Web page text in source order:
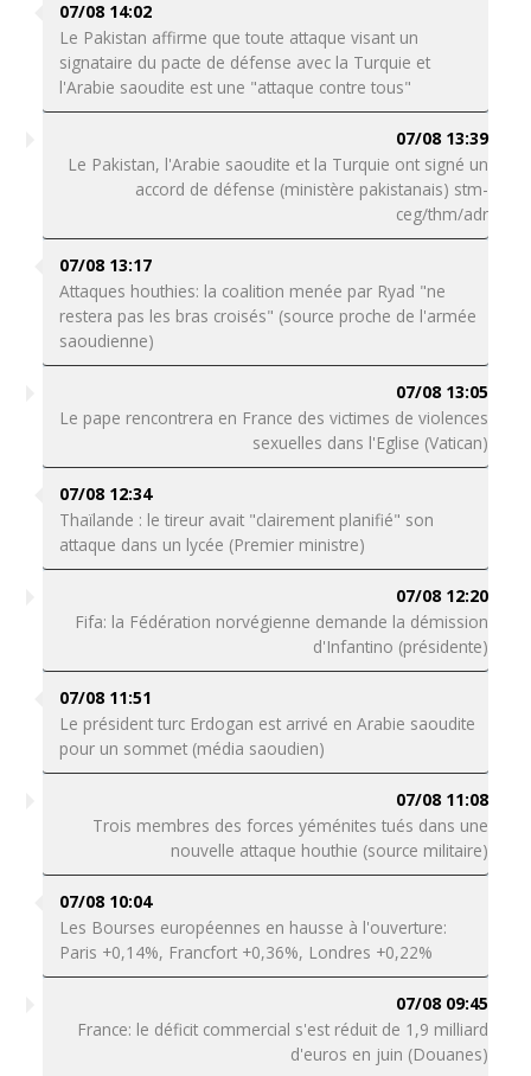
07/08 14:02
Le Pakistan affirme que toute attaque visant un
signataire du pacte de défense avec la Turquie et
l'Arabie saoudite est une "attaque contre tous"
07/08 13:39
Le Pakistan, l'Arabie saoudite et la Turquie ont signé un
accord de défense (ministère pakistanais) stm-
ceg/thm/adr
07/08 13:17
Attaques houthies: la coalition menée par Ryad "ne
restera pas les bras croisés" (source proche de l'armée
saoudienne)
07/08 13:05
Le pape rencontrera en France des victimes de violences
sexuelles dans l'Eglise (Vatican)
07/08 12:34
Thaïlande : le tireur avait "clairement planifié" son
attaque dans un lycée (Premier ministre)
07/08 12:20
Fifa: la Fédération norvégienne demande la démission
d'Infantino (présidente)
07/08 11:51
Le président turc Erdogan est arrivé en Arabie saoudite
pour un sommet (média saoudien)
07/08 11:08
Trois membres des forces yéménites tués dans une
nouvelle attaque houthie (source militaire)
07/08 10:04
Les Bourses européennes en hausse à l'ouverture:
Paris +0,14%, Francfort +0,36%, Londres +0,22%
07/08 09:45
France: le déficit commercial s'est réduit de 1,9 milliard
d'euros en juin (Douanes)